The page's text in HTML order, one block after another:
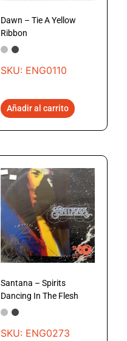
Dawn – Tie A Yellow
Ribbon
SKU: ENG0110
Añadir al carrito
Santana – Spirits
Dancing In The Flesh
SKU: ENG0273